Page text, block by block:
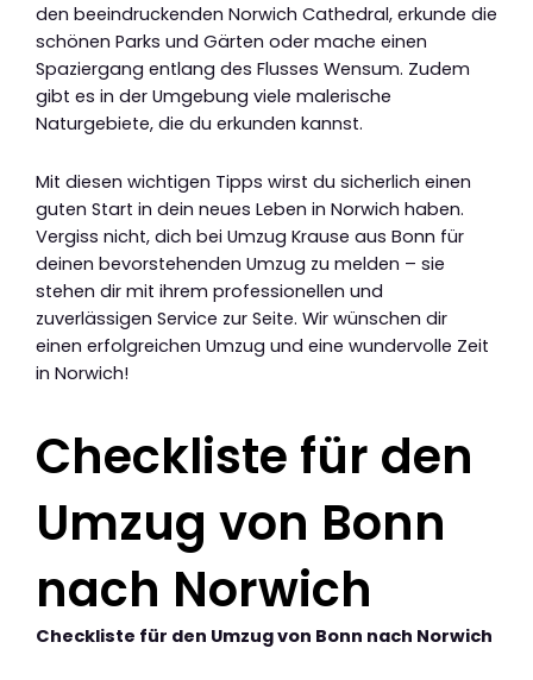
den beeindruckenden Norwich Cathedral, erkunde die
schönen Parks und Gärten oder mache einen
Spaziergang entlang des Flusses Wensum. Zudem
gibt es in der Umgebung viele malerische
Naturgebiete, die du erkunden kannst.
Mit diesen wichtigen Tipps wirst du sicherlich einen
guten Start in dein neues Leben in Norwich haben.
Vergiss nicht, dich bei Umzug Krause aus Bonn für
deinen bevorstehenden Umzug zu melden – sie
stehen dir mit ihrem professionellen und
zuverlässigen Service zur Seite. Wir wünschen dir
einen erfolgreichen Umzug und eine wundervolle Zeit
in Norwich!
Checkliste für den
Umzug von Bonn
nach Norwich
Checkliste für den Umzug von Bonn nach Norwich